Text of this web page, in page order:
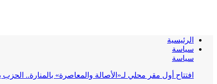
الرئيسية
سياسة
سياسة
افتتاح أول مقر محلي لـ«الأصالة والمعاصرة» بالمنارة..